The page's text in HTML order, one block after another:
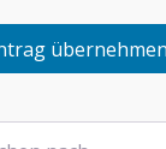
übernehmen
nach